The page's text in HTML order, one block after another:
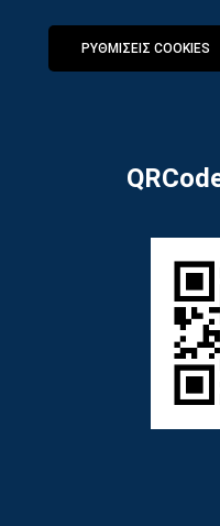
ΡΥΘΜΙΣΕΙΣ COOKIES